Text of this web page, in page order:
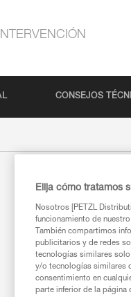
CONSEJOS
Elija cómo tratamos
Nosotros [PETZL
funcionamiento de
También compartimos
publicitarios y de redes
tecnologías similares
y/o tecnologías similares
consentimiento en
parte inferior de la página